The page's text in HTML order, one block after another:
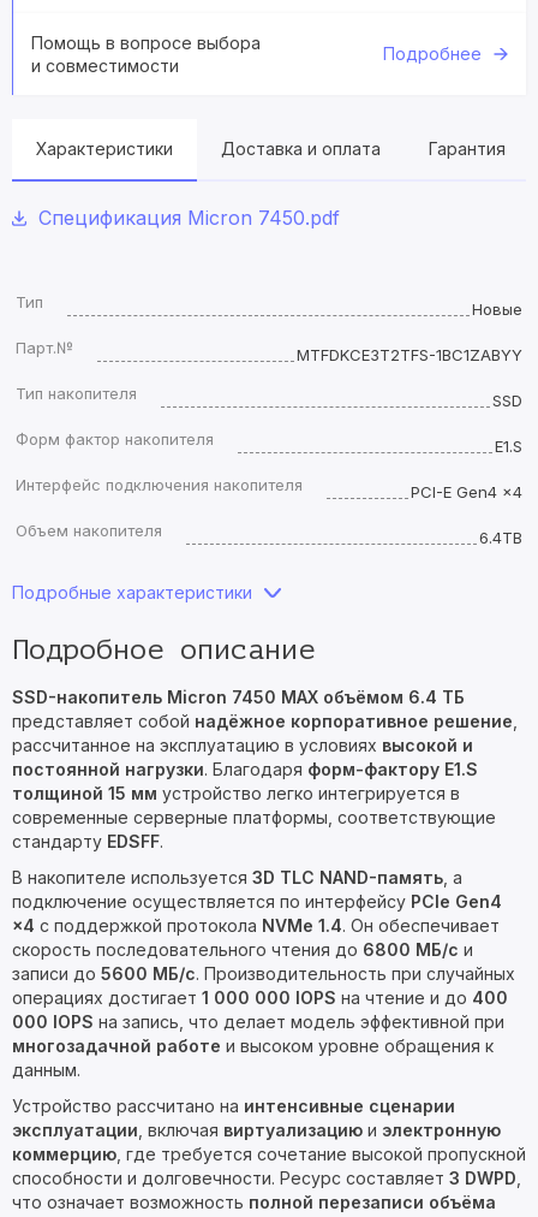
Помощь в вопросе выбора
и совместимости
Подробнее
Характеристики Доставка и оплата Гарантия
Спецификация Micron 7450.pdf
Тип
Новые
Парт.№
MTFDKCE3T2TFS-1BC1ZABYY
Тип накопителя
SSD
Форм фактор накопителя
E1.S
Интерфейс подключения накопителя
PCI-E Gen4 x4
Объем накопителя
6.4TB
Подробные характеристики
Подробное описание
SSD-накопитель Micron 7450 MAX объёмом 6.4 ТБ
представляет собой надёжное корпоративное решение
рассчитанное на эксплуатацию в условиях высокой и
постоянной нагрузки. Благодаря форм-фактору E1.S
толщиной 15 мм устройство легко интегрируется в
современные серверные платформы, соответствующие
стандарту EDSFF.
В накопителе используется 3D TLC NAND-память , а
подключение осуществляется по интерфейсу PCIe Gen4
×4 с поддержкой протокола NVMe 1.4. Он обеспечивает
скорость последовательного чтения до 6800 МБ/с и
записи до 5600 МБ/с. Производительность при случайных
операциях достигает 1 000 000 IOPS на чтение и до 400
000 IOPS на запись, что делает модель эффективной при
многозадачной работе и высоком уровне обращения к
данным.
Устройство рассчитано на интенсивные сценарии
эксплуатации , включая виртуализацию и электронную
коммерцию , где требуется сочетание высокой пропускной
способности и долговечности. Ресурс составляет 3 DWPD
что означает возможность полной перезаписи объёма